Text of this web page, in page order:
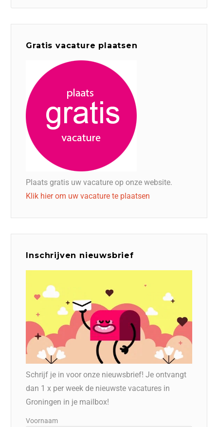
Gratis vacature plaatsen
Plaats gratis uw vacature op onze website.
Klik hier om uw vacature te plaatsen
Inschrijven nieuwsbrief
Schrijf je in voor onze nieuwsbrief! Je ontvangt
dan 1 x per week de nieuwste vacatures in
Groningen in je mailbox!
Voornaam